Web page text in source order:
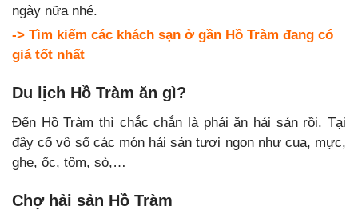
ngày nữa nhé.
-> Tìm kiếm các khách sạn ở gần Hồ Tràm đang có
giá tốt nhất
Du lịch Hồ Tràm ăn gì?
Đến Hồ Tràm thì chắc chắn là phải ăn hải sản rồi. Tại
đây cố vô số các món hải sản tươi ngon như cua, mực,
ghẹ, ốc, tôm, sò,…
Chợ hải sản Hồ Tràm